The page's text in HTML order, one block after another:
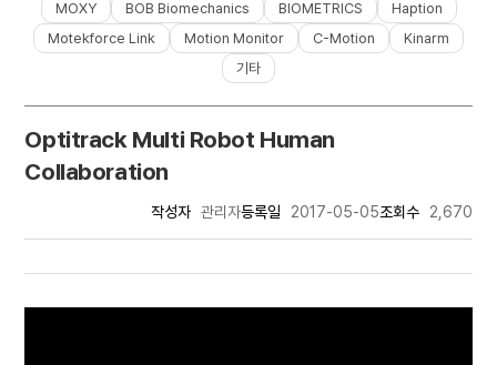
MOXY
BOB Biomechanics BIOMETRICS
Haption
Motekforce Link
Motion Monitor C-Motion
Kinarm
기타
Optitrack Multi Robot Human
Collaboration
작성자 관리자등록일 2017-05-05조회수 2,670